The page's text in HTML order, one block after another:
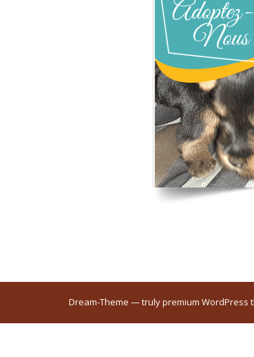
Dream-Theme — trulypremium WordPress